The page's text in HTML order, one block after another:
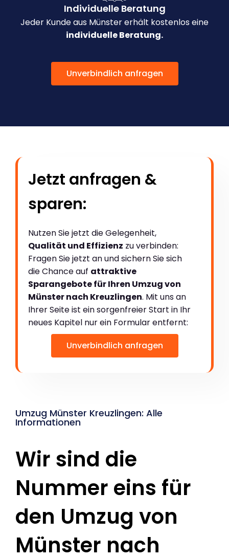
Individuelle Beratung
Jeder Kunde aus Münster erhält kostenlos eine
individuelle Beratung.
Unverbindlich anfragen
Jetzt anfragen &
sparen:
Nutzen Sie jetzt die Gelegenheit,
Qualität und Effizienz zu verbinden:
Fragen Sie jetzt an und sichern Sie sich
die Chance auf attraktive
Sparangebote für Ihren Umzug von
Münster nach Kreuzlingen. Mit uns an
Ihrer Seite ist ein sorgenfreier Start in Ihr
neues Kapitel nur ein Formular entfernt:
Unverbindlich anfragen
Umzug Münster Kreuzlingen: Alle
Informationen
Wir sind die
Nummer eins für
den Umzug von
Münster nach